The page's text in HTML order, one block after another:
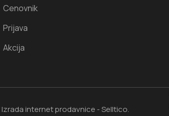
Cenovnik
Prijava
Akcija
Izrada internet prodavnice - Selltico.